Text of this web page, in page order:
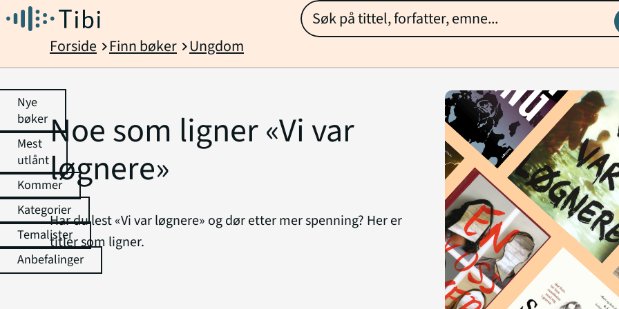
Forside chevron_rightFinn bøker chevron_rightUngdom
Nye
bøker
Mest
utlånt
Kommer
Kategorier
Temalister
Anbefalinger
Noe som ligner «Vi var
løgnere»
Har du lest «Vi var løgnere» og dør etter mer spenning? Her er
titler som ligner.